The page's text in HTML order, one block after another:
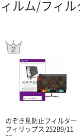
ルム/フィ
のぞき見防止フィルター
フィリップス 252B9/11